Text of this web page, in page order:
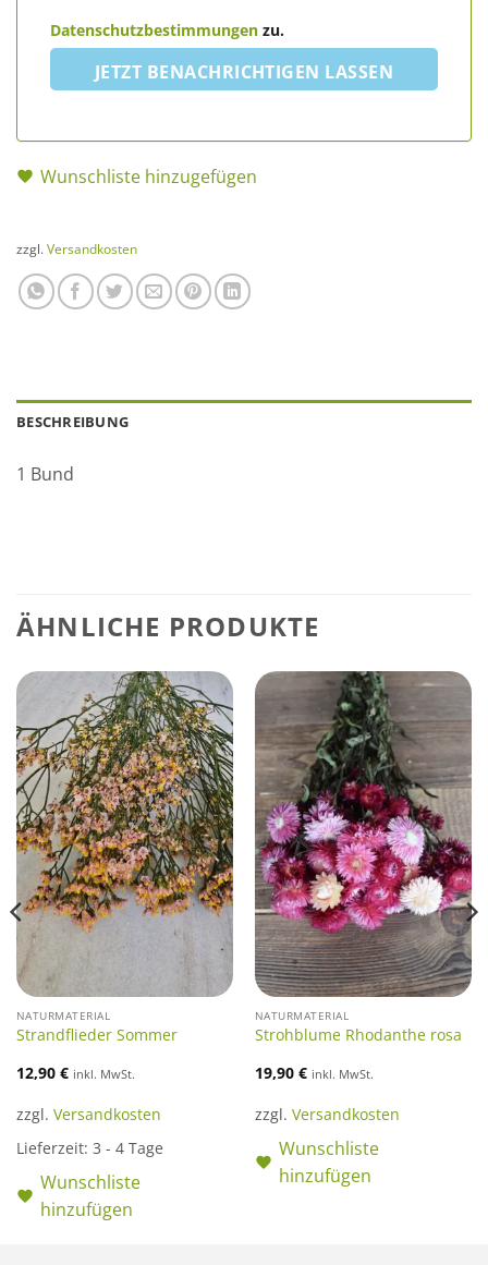
Datenschutzbestimmungen zu.
JETZT BENACHRICHTIGEN LASSEN
Wunschliste hinzugefügen
zzgl. Versandkosten
BESCHREIBUNG
1 Bund
ÄHNLICHE PRODUKTE
NATURMATERIAL
Strandflieder Sommer
12,90 € inkl. MwSt.
zzgl. Versandkosten
Lieferzeit: 3 - 4 Tage
Wunschliste
hinzufügen
NATURMATERIAL
Strohblume Rhodanthe rosa
19,90 € inkl. MwSt.
zzgl. Versandkosten
Wunschliste
hinzufügen